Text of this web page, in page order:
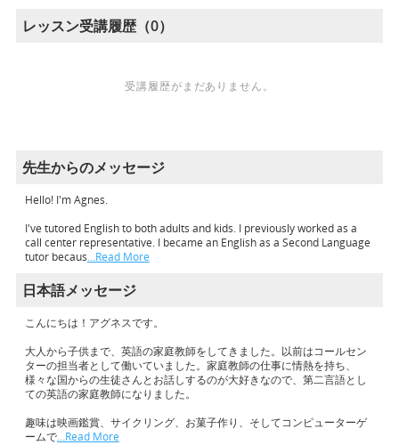
レッスン受講履歴（0）
受講履歴がまだありません。
先生からのメッセージ
Hello! I'm Agnes.
I've tutored English to both adults and kids. I previously worked as a
call center representative. I became an English as a Second Language
tutor becaus…Read More
日本語メッセージ
こんにちは！アグネスです。
大人から子供まで、英語の家庭教師をしてきました。以前はコールセン
ターの担当者として働いていました。家庭教師の仕事に情熱を持ち、
様々な国からの生徒さんとお話しするのが大好きなので、第二言語とし
ての英語の家庭教師になりました。
趣味は映画鑑賞、サイクリング、お菓子作り、そしてコンピューターゲ
ームで…Read More